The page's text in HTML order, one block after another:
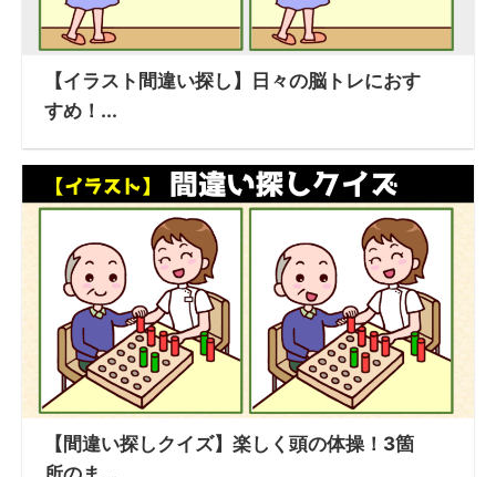
【イラスト間違い探し】日々の脳トレにおす
すめ！...
【間違い探しクイズ】楽しく頭の体操！3箇